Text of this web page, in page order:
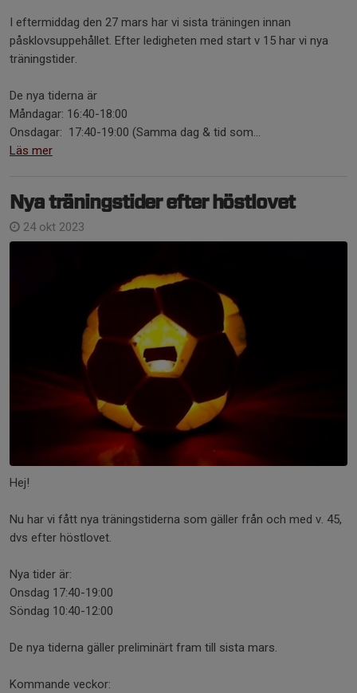
I eftermiddag den 27 mars har vi sista träningen innan
påsklovsuppehållet. Efter ledigheten med start v 15 har vi nya
träningstider.
De nya tiderna är
Måndagar: 16:40-18:00
Onsdagar: 17:40-19:00 (Samma dag & tid som...
Läs mer
Nya träningstider efter höstlovet
24 okt 2023
Hej!
Nu har vi fått nya träningstiderna som gäller från och med v. 45,
dvs efter höstlovet.
Nya tider är:
Onsdag 17:40-19:00
Söndag 10:40-12:00
De nya tiderna gäller preliminärt fram till sista mars.
Kommande veckor: